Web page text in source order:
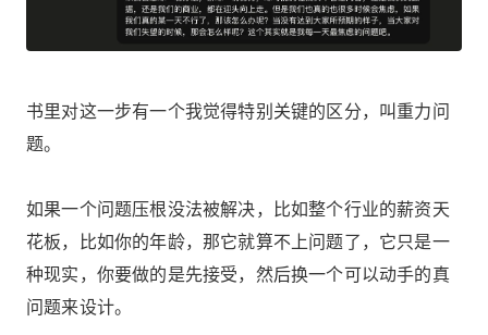
书里对这一步有一个我觉得特别关键的区分，叫重力问
题。
如果一个问题压根没法被解决，比如整个行业的薪资天
花板，比如你的年龄，那它就算不上问题了，它只是一
种现实，你要做的是先接受，然后换一个可以动手的真
问题来设计。